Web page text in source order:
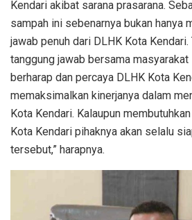
Kendari akibat sarana prasarana.
sampah ini sebenarnya bukan hanya
jawab penuh dari DLHK Kota
tanggung jawab bersama masyarakat
berharap dan percaya DLHK Kota
memaksimalkan kinerjanya dalam
Kota Kendari. Kalaupun
Kota Kendari pihaknya akan selalu
tersebut,” harapnya.